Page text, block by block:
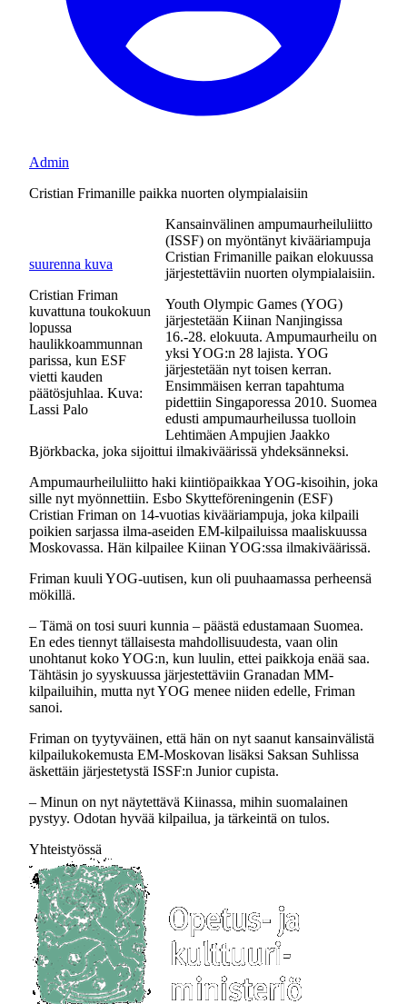
Admin
Cristian Frimanille paikka nuorten olympialaisiin
suurenna kuva
Cristian Friman
kuvattuna toukokuun
lopussa
haulikkoammunnan
parissa, kun ESF
vietti kauden
päätösjuhlaa. Kuva:
Lassi Palo
Kansainvälinen ampumaurheiluliitto
(ISSF) on myöntänyt kivääriampuja
Cristian Frimanille paikan elokuussa
järjestettäviin nuorten olympialaisiin.
Youth Olympic Games (YOG)
järjestetään Kiinan Nanjingissa
16.-28. elokuuta. Ampumaurheilu on
yksi YOG:n 28 lajista. YOG
järjestetään nyt toisen kerran.
Ensimmäisen kerran tapahtuma
pidettiin Singaporessa 2010. Suomea
edusti ampumaurheilussa tuolloin
Lehtimäen Ampujien Jaakko
Björkbacka, joka sijoittui ilmakiväärissä yhdeksänneksi.
Ampumaurheiluliitto haki kiintiöpaikkaa YOG-kisoihin, joka
sille nyt myönnettiin. Esbo Skytteföreningenin (ESF)
Cristian Friman on 14-vuotias kivääriampuja, joka kilpaili
poikien sarjassa ilma-aseiden EM-kilpailuissa maaliskuussa
Moskovassa. Hän kilpailee Kiinan YOG:ssa ilmakiväärissä.
Friman kuuli YOG-uutisen, kun oli puuhaamassa perheensä
mökillä.
– Tämä on tosi suuri kunnia – päästä edustamaan Suomea.
En edes tiennyt tällaisesta mahdollisuudesta, vaan olin
unohtanut koko YOG:n, kun luulin, ettei paikkoja enää saa.
Tähtäsin jo syyskuussa järjestettäviin Granadan MM-
kilpailuihin, mutta nyt YOG menee niiden edelle, Friman
sanoi.
Friman on tyytyväinen, että hän on nyt saanut kansainvälistä
kilpailukokemusta EM-Moskovan lisäksi Saksan Suhlissa
äskettäin järjestetystä ISSF:n Junior cupista.
– Minun on nyt näytettävä Kiinassa, mihin suomalainen
pystyy. Odotan hyvää kilpailua, ja tärkeintä on tulos.
Yhteistyössä